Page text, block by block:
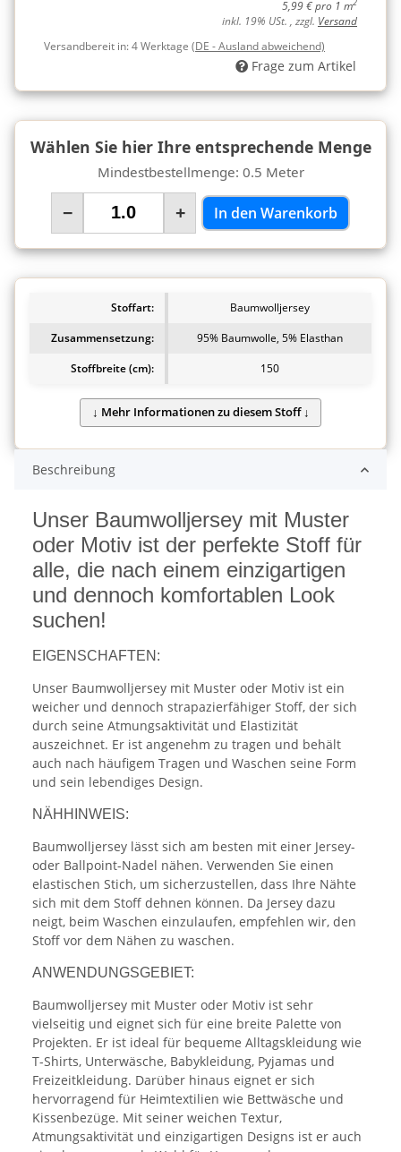
5,99 € pro 1 m2
inkl. 19% USt. , zzgl. Versand
Versandbereit in:4 Werktage (DE - Ausland abweichend)
Frage zum Artikel
Wählen Sie hier Ihre entsprechende Menge
Mindestbestellmenge: 0.5 Meter
− + In den Warenkorb
Stoffart:
Baumwolljersey
Zusammensetzung:
95% Baumwolle, 5% Elasthan
Stoffbreite (cm):
150
Beschreibung
Unser Baumwolljersey mit Muster
oder Motiv ist der perfekte Stoff für
alle, die nach einem einzigartigen
und dennoch komfortablen Look
suchen!
EIGENSCHAFTEN:
Unser Baumwolljersey mit Muster oder Motiv ist ein
weicher und dennoch strapazierfähiger Stoff, der sich
durch seine Atmungsaktivität und Elastizität
auszeichnet. Er ist angenehm zu tragen und behält
auch nach häufigem Tragen und Waschen seine Form
und sein lebendiges Design.
NÄHHINWEIS:
Baumwolljersey lässt sich am besten mit einer Jersey-
oder Ballpoint-Nadel nähen. Verwenden Sie einen
elastischen Stich, um sicherzustellen, dass Ihre Nähte
sich mit dem Stoff dehnen können. Da Jersey dazu
neigt, beim Waschen einzulaufen, empfehlen wir, den
Stoff vor dem Nähen zu waschen.
ANWENDUNGSGEBIET:
Baumwolljersey mit Muster oder Motiv ist sehr
vielseitig und eignet sich für eine breite Palette von
Projekten. Er ist ideal für bequeme Alltagskleidung wie
T-Shirts, Unterwäsche, Babykleidung, Pyjamas und
Freizeitkleidung. Darüber hinaus eignet er sich
hervorragend für Heimtextilien wie Bettwäsche und
Kissenbezüge. Mit seiner weichen Textur,
Atmungsaktivität und einzigartigen Designs ist er auch